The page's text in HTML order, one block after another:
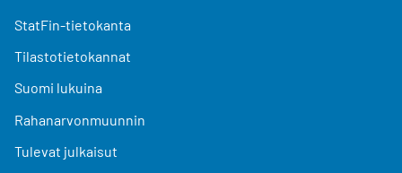
StatFin-tietokanta
Tilastotietokannat
Suomi lukuina
Rahanarvonmuunnin
Tulevat julkaisut